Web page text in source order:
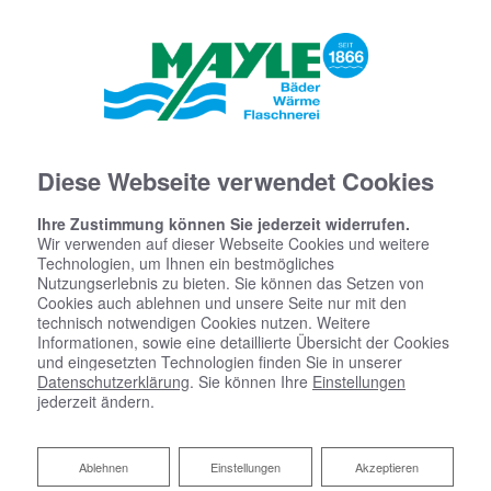
Diese Webseite verwendet Cookies
Ihre Zustimmung können Sie jederzeit widerrufen.
Wir verwenden auf dieser Webseite Cookies und weitere
Technologien, um Ihnen ein bestmögliches
Nutzungserlebnis zu bieten. Sie können das Setzen von
Cookies auch ablehnen und unsere Seite nur mit den
technisch notwendigen Cookies nutzen. Weitere
Informationen, sowie eine detaillierte Übersicht der Cookies
und eingesetzten Technologien finden Sie in unserer
Datenschutzerklärung. Sie können Ihre Einstellungen
jederzeit ändern.
Akzeptieren
Einstellungen
Ablehnen
Ablehnen